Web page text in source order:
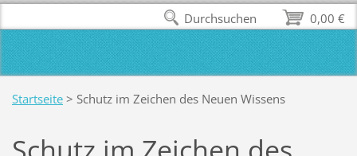
Startseite > Schutz im Zeichen des Neuen Wissens
0,00 €
Durchsuchen